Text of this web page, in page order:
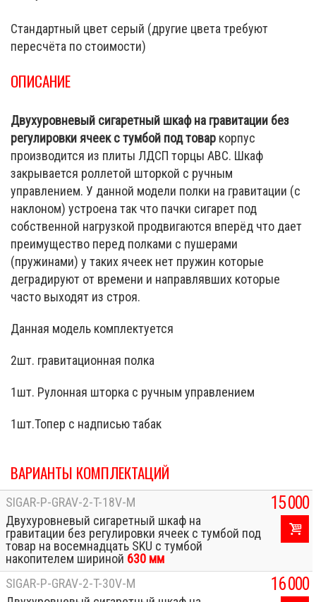
Стандартный цвет серый (другие цвета требуют
пересчёта по стоимости)
ОПИСАНИЕ
Двухуровневый сигаретный шкаф на гравитации без
регулировки ячеек с тумбой под товар корпус
производится из плиты ЛДСП торцы ABC. Шкаф
закрывается роллетой шторкой с ручным
управлением. У данной модели полки на гравитации (с
наклоном) устроена так что пачки сигарет под
собственной нагрузкой продвигаются вперёд что дает
преимущество перед полками с пушерами
(пружинами) у таких ячеек нет пружин которые
деградируют от времени и направлявших которые
часто выходят из строя.
Данная модель комплектуется
2шт. гравитационная полка
1шт. Рулонная шторка с ручным управлением
1шт.Топер с надписью табак
ВАРИАНТЫ КОМПЛЕКТАЦИЙ
SIGAR-P-GRAV-2-T-18V-M
Двухуровневый сигаретный шкаф на
гравитации без регулировки ячеек с тумбой под
товар на восемнадцать SKU с тумбой
накопителем шириной 630 мм
15 000
SIGAR-P-GRAV-2-T-30V-M
16 000